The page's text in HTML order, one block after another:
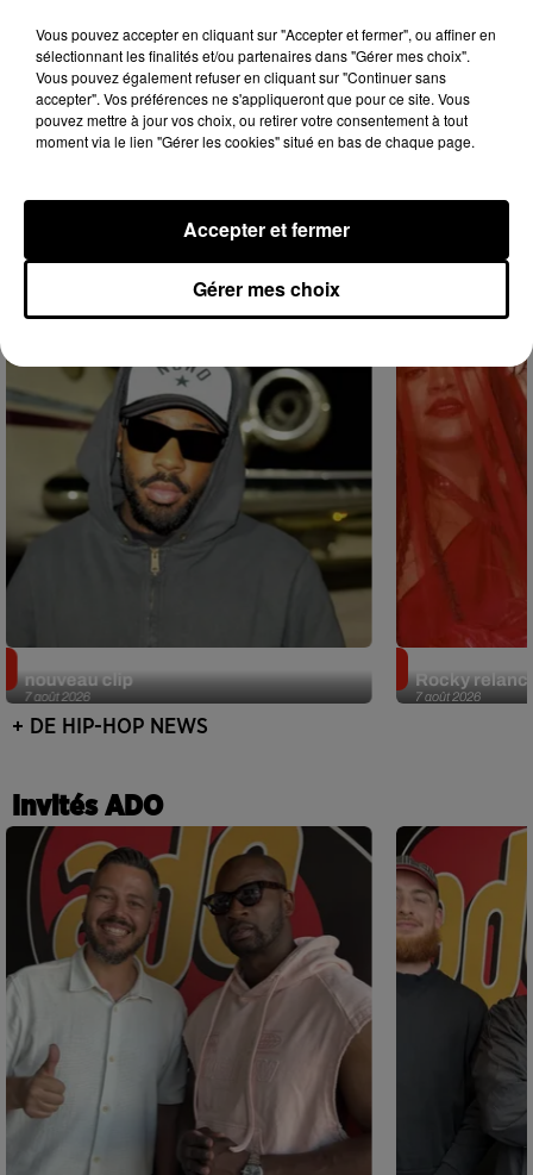
Hip-Hop News
7 août 2026
nouveau clip
7 août 2026
Rocky
+ DE HIP-HOP NEWS
Invités ADO
Vous pouvez accepter en cliquant sur "Accepter et fermer", ou affiner en
sélectionnant les finalités et/ou partenaires dans "Gérer mes choix".
Vous pouvez également refuser en cliquant sur "Continuer sans
accepter". Vos préférences ne s'appliqueront que pour ce site. Vous
pouvez mettre à jour vos choix, ou retirer votre consentement à tout
moment via le lien "Gérer les cookies" situé en bas de chaque page.
Gérer mes choix
Accepter et fermer